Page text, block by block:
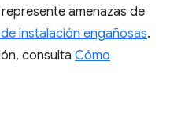
amenazas de
instalación engañosas.
consulta Cómo